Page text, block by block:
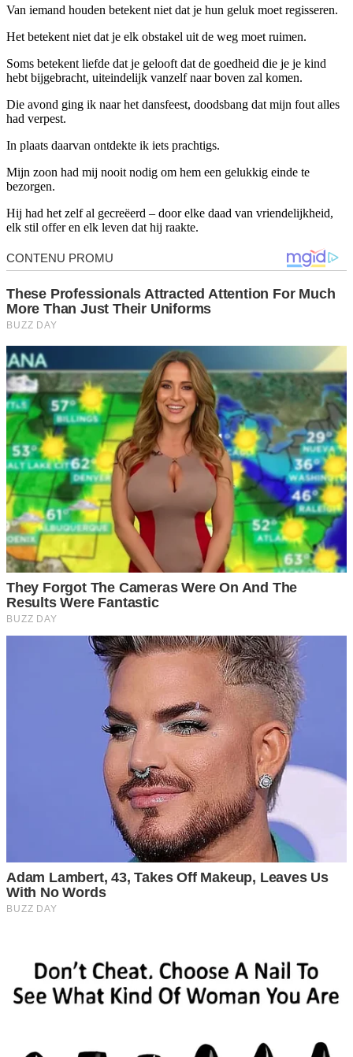
Van iemand houden betekent niet dat je hun geluk moet regisseren.
Het betekent niet dat je elk obstakel uit de weg moet ruimen.
Soms betekent liefde dat je gelooft dat de goedheid die je je kind
hebt bijgebracht, uiteindelijk vanzelf naar boven zal komen.
Die avond ging ik naar het dansfeest, doodsbang dat mijn fout alles
had verpest.
In plaats daarvan ontdekte ik iets prachtigs.
Mijn zoon had mij nooit nodig om hem een ​​gelukkig einde te
bezorgen.
Hij had het zelf al gecreëerd – door elke daad van vriendelijkheid,
elk stil offer en elk leven dat hij raakte.